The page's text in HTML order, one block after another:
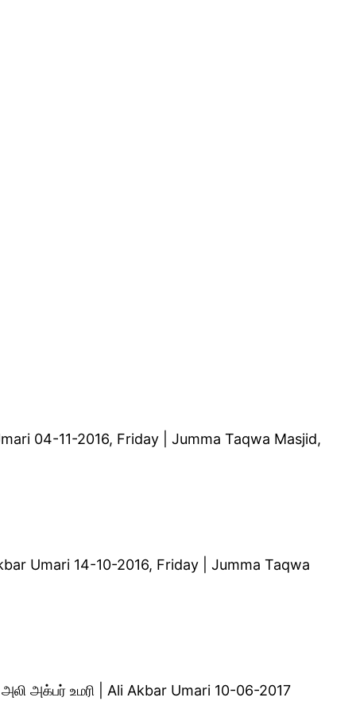
04-11-2016, Friday | Jumma Taqwa Masjid,
Umari 14-10-2016, Friday | Jumma Taqwa
அக்பர் உமரி | Ali Akbar Umari 10-06-2017